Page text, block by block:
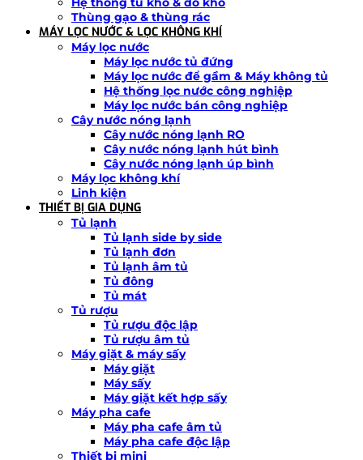
Thùng gạo & thùng rác
MÁY LỌC NƯỚC & LỌC KHÔNG KHÍ
Máy lọc nước
Máy lọc nước tủ đứng
Máy lọc nước để gầm & Máy không tủ
Hệ thống lọc nước công nghiệp
Máy lọc nước bán công nghiệp
Cây nước nóng lạnh
Cây nước nóng lạnh RO
Cây nước nóng lạnh hút bình
Cây nước nóng lạnh úp bình
Máy lọc không khí
Linh kiện
THIẾT BỊ GIA DỤNG
Tủ lạnh
Tủ lạnh side by side
Tủ lạnh đơn
Tủ lạnh âm tủ
Tủ đông
Tủ mát
Tủ rượu
Tủ rượu độc lập
Tủ rượu âm tủ
Máy giặt & máy sấy
Máy giặt
Máy sấy
Máy giặt kết hợp sấy
Máy pha cafe
Máy pha cafe âm tủ
Máy pha cafe độc lập
Thiết bị mini